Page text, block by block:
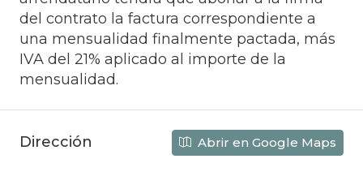
del contrato la factura correspondiente a
una mensualidad finalmente pactada, más
IVA del 21% aplicado al importe de la
mensualidad.
Dirección Abrir en Google Maps